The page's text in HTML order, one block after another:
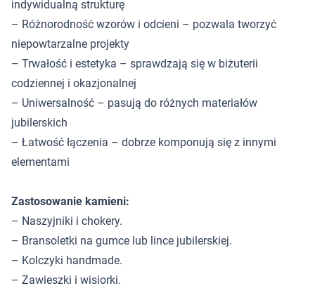
indywidualną strukturę
– Różnorodność wzorów i odcieni – pozwala tworzyć
niepowtarzalne projekty
– Trwałość i estetyka – sprawdzają się w biżuterii
codziennej i okazjonalnej
– Uniwersalność – pasują do różnych materiałów
jubilerskich
– Łatwość łączenia – dobrze komponują się z innymi
elementami
Zastosowanie kamieni:
– Naszyjniki i chokery.
– Bransoletki na gumce lub lince jubilerskiej.
– Kolczyki handmade.
– Zawieszki i wisiorki.